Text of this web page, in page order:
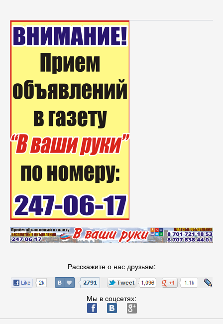
Расскажите о нас друзьям:
Мы в соцсетях:
ä æ è